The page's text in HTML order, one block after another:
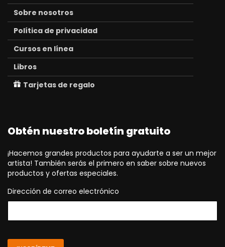
Sobre nosotros
Política de privacidad
Cursos en línea
Libros
Tarjetas de regalo
Obtén nuestro boletín gratuito
¡Hacemos grandes productos para ayudarte a ser un mejor
artista! También serás el primero en saber sobre nuevos
productos y ofertas especiales.
Dirección de correo electrónico